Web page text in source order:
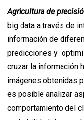
Agricultura de
big data a través de
información de
predicciones y
cruzar la información
imágenes obtenidas
es posible analizar
comportamiento del